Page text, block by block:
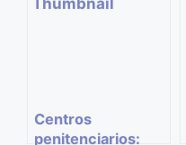
Centros
penitenciarios: